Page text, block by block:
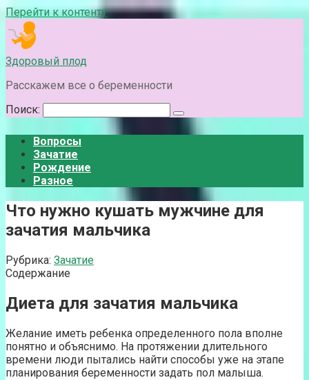
Перейти к контенту
Здоровый плод
Расскажем все о беременности
Поиск:
Вопросы
Зачатие
Рождение
Разное
Что нужно кушать мужчине для
зачатия мальчика
Рубрика: Зачатие
Содержание
Диета для зачатия мальчика
Желание иметь ребенка определенного пола вполне
понятно и объяснимо. На протяжении длительного
времени люди пытались найти способы уже на этапе
планирования беременности задать пол малыша.